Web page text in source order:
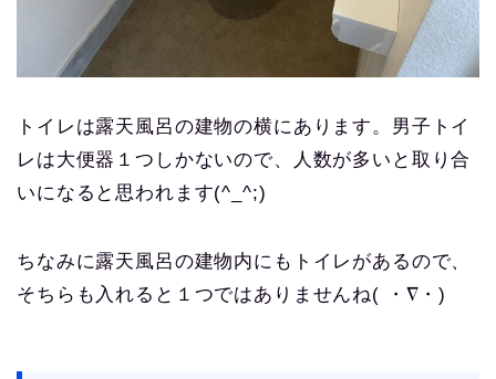
トイレは露天風呂の建物の横にあります。男子トイ
レは大便器１つしかないので、人数が多いと取り合
いになると思われます(^_^;)
ちなみに露天風呂の建物内にもトイレがあるので、
そちらも入れると１つではありませんね( ・∇・)